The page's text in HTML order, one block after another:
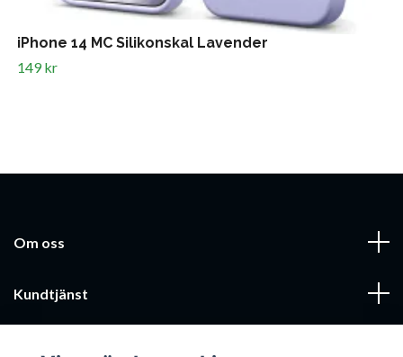
iPhone 14 MC Silikonskal Lavender
149 kr
Om oss
Kundtjänst